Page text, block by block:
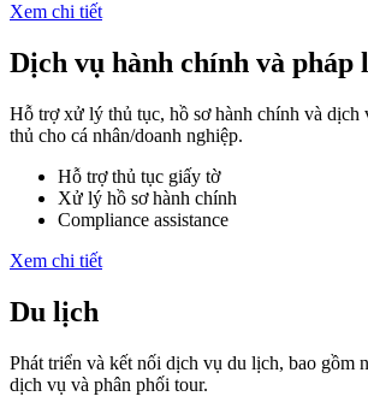
Xem chi tiết
Dịch vụ hành chính và pháp
Hỗ trợ xử lý thủ tục, hồ sơ hành chính và dịch
thủ cho cá nhân/doanh nghiệp.
Hỗ trợ thủ tục giấy tờ
Xử lý hồ sơ hành chính
Compliance assistance
Xem chi tiết
Du lịch
Phát triển và kết nối dịch vụ du lịch, bao gồm
dịch vụ và phân phối tour.